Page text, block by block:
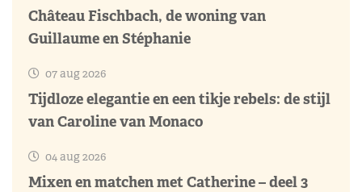
Château Fischbach, de woning van
Guillaume en Stéphanie
07 aug 2026
Tijdloze elegantie en een tikje rebels: de stijl
van Caroline van Monaco
04 aug 2026
Mixen en matchen met Catherine – deel 3